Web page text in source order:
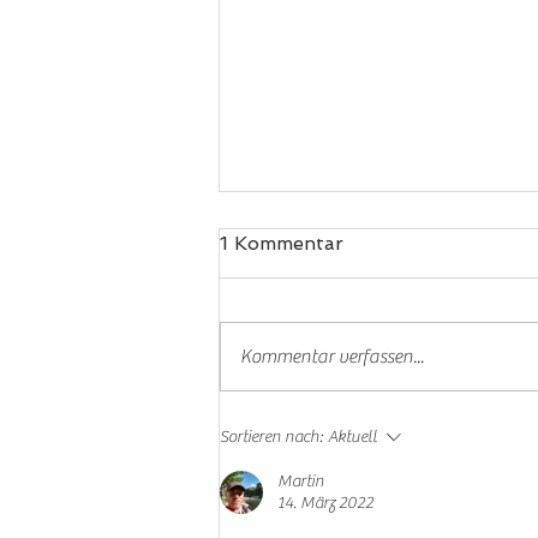
Padel
1 Kommentar
Kommentar verfassen...
Sortieren nach: Aktuell
Martin
14. März 2022